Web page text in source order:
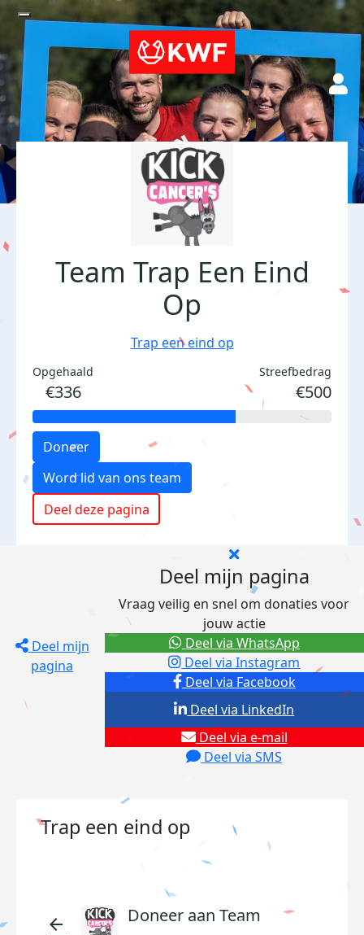
Team Trap Een Eind
Op
Trap een eind op
Opgehaald
€336
Streefbedrag
€500
Doneer
Word lid van ons team
Deel deze pagina
Deel mijn
pagina
Deel mijn pagina
Vraag veilig en snel om donaties voor
jouw actie
Deel via Facebook
Deel via Instagram
Deel via e-mail
Deel via SMS
Deel via LinkedIn
Deel via WhatsApp
Trap een eind op
arrow_back Doneer aan Team